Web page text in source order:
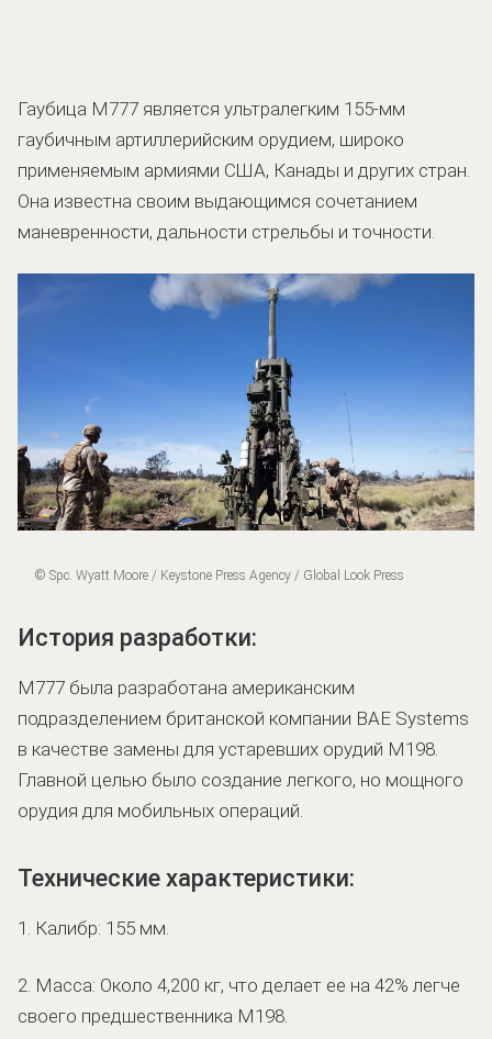
Гаубица M777 является ультралегким 155-мм
гаубичным артиллерийским орудием, широко
применяемым армиями США, Канады и других стран.
Она известна своим выдающимся сочетанием
маневренности, дальности стрельбы и точности.
© Spc. Wyatt Moore / Keystone Press Agency / Global Look Press
История разработки:
M777 была разработана американским
подразделением британской компании BAE Systems
в качестве замены для устаревших орудий M198.
Главной целью было создание легкого, но мощного
орудия для мобильных операций.
Технические характеристики:
1. Калибр: 155 мм.
2. Масса: Около 4,200 кг, что делает ее на 42% легче
своего предшественника M198.